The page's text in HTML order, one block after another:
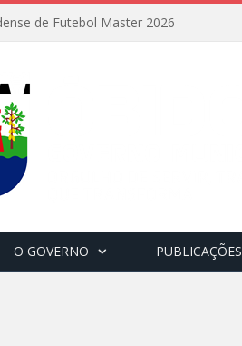
de Futebol Master 2026
O GOVERNO PUBLICAÇÕES